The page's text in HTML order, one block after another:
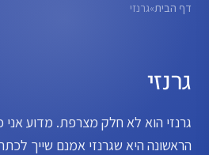
דף הבית»גרנזי
גרנזי
גרנזי הוא לא חלק מצרפת. מדוע אני
הראשונה היא שגרנזי אמנם שייך